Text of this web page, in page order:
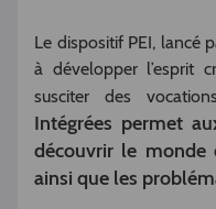
Le dispositif PEI, lancé
à développer l’esprit
susciter des
Intégrées permet
découvrir le monde
ainsi que les